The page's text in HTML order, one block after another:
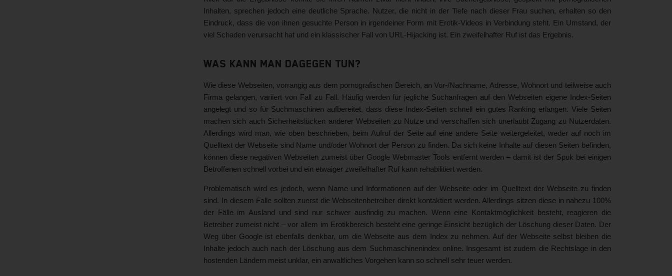
Inhalten, sprechen jedoch eine deutliche Sprache. Nutzer, die nicht in der Tiefe nach dieser Frau suchen, erhalten so den
Eindruck, dass die von ihnen gesuchte Person in irgendeiner Form mit Erotik-Videos in Verbindung steht. Ein Umstand, der
viel Schaden verursacht hat und ein klassischer Fall von URL-Hijacking ist. Ein zweifelhafter Ruf ist das Ergebnis.
Was kann man dagegen tun?
Wie diese Webseiten, vorrangig aus dem pornografischen Bereich, an Vor-/Nachname, Adresse, Wohnort und teilweise auch
Firma gelangen, variiert von Fall zu Fall. Häufig werden für jegliche Suchanfragen auf den Webseiten eigene Index-Seiten
angelegt und so für Suchmaschinen aufbereitet, dass diese Index-Seiten schnell ein gutes Ranking erlangen. Viele Seiten
machen sich auch Sicherheitslücken anderer Webseiten zu Nutze und verschaffen sich unerlaubt Zugang zu Nutzerdaten.
Allerdings wird man, wie oben beschrieben, beim Aufruf der Seite auf eine andere Seite weitergeleitet, weder auf noch im
Quelltext der Webseite sind Name und/oder Wohnort der Person zu finden. Da sich keine Inhalte auf diesen Seiten befinden,
können diese negativen Webseiten zumeist über Google Webmaster Tools entfernt werden – damit ist der Spuk bei einigen
Betroffenen schnell vorbei und ein etwaiger zweifelhafter Ruf kann rehabilitiert werden.
Problematisch wird es jedoch, wenn Name und Informationen auf der Webseite oder im Quelltext der Webseite zu finden
sind. In diesem Falle sollten zuerst die Webseitenbetreiber direkt kontaktiert werden. Allerdings sitzen diese in nahezu 100%
der Fälle im Ausland und sind nur schwer ausfindig zu machen. Wenn eine Kontaktmöglichkeit besteht, reagieren die
Betreiber zumeist nicht – vor allem im Erotikbereich besteht eine geringe Einsicht bezüglich der Löschung dieser Daten. Der
Weg über Google ist ebenfalls denkbar, um die Webseite aus dem Index zu nehmen. Auf der Webseite selbst bleiben die
Inhalte jedoch auch nach der Löschung aus dem Suchmaschinenindex online. Insgesamt ist zudem die Rechtslage in den
hostenden Ländern meist unklar, ein anwaltliches Vorgehen kann so schnell sehr teuer werden.